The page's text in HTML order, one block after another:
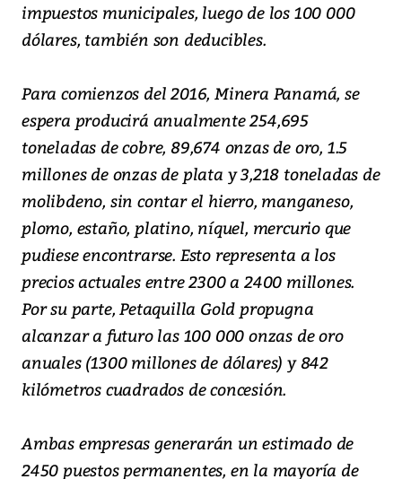
impuestos municipales, luego de los 100 000
dólares, también son deducibles.
Para comienzos del 2016, Minera Panamá, se
espera producirá anualmente 254,695
toneladas de cobre, 89,674 onzas de oro, 1.5
millones de onzas de plata y 3,218 toneladas de
molibdeno, sin contar el hierro, manganeso,
plomo, estaño, platino, níquel, mercurio que
pudiese encontrarse. Esto representa a los
precios actuales entre 2300 a 2400 millones.
Por su parte, Petaquilla Gold propugna
alcanzar a futuro las 100 000 onzas de oro
anuales (1300 millones de dólares) y 842
kilómetros cuadrados de concesión.
Ambas empresas generarán un estimado de
2450 puestos permanentes, en la mayoría de